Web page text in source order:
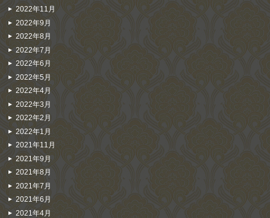
2022年11月
2022年9月
2022年8月
2022年7月
2022年6月
2022年5月
2022年4月
2022年3月
2022年2月
2022年1月
2021年11月
2021年9月
2021年8月
2021年7月
2021年6月
2021年4月